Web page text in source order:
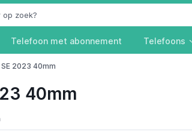
Telefoon met abonnement Telefoons
2023 40mm
40mm